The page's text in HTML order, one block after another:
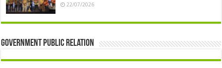
22/07/2026
Government Public Relation